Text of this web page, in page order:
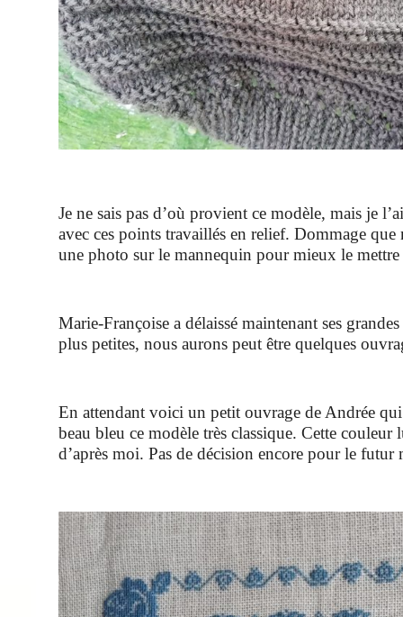
Je ne sais pas d’où provient ce modèle, mais je
avec ces points travaillés en relief. Dommage que
une photo sur le mannequin pour mieux le
Marie-Françoise a délaissé maintenant ses
plus petites, nous aurons peut être quelques
En attendant voici un petit ouvrage de Andrée
beau bleu ce modèle très classique. Cette couleur
d’après moi. Pas de décision encore pour le futur